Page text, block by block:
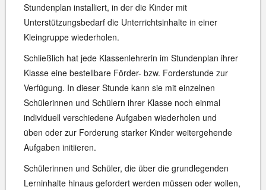
Stundenplan installiert, in der die Kinder mit
Unterstützungsbedarf die Unterrichtsinhalte in einer
Kleingruppe wiederholen.
Schließlich hat jede Klassenlehrerin im Stundenplan ihrer
Klasse eine bestellbare Förder- bzw. Forderstunde zur
Verfügung. In dieser Stunde kann sie mit einzelnen
Schülerinnen und Schülern ihrer Klasse noch einmal
individuell verschiedene Aufgaben wiederholen und
üben oder zur Forderung starker Kinder weitergehende
Aufgaben initiieren.
Schülerinnen und Schüler, die über die grundlegenden
Lerninhalte hinaus gefordert werden müssen oder wollen,